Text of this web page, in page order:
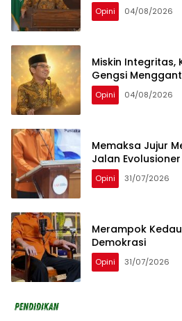
Opini 04/08/2026
Miskin Integritas,
Gengsi
Opini 04/08/2026
Memaksa Jujur
Jalan
Opini 31/07/2026
Merampok
Demokrasi
Opini 31/07/2026